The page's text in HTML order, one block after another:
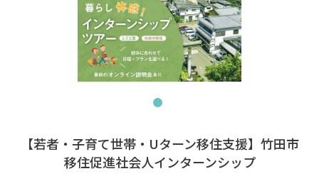
【若者・子育て世帯・Uターン移住支援】竹田市
移住促進社会人インターンシップ